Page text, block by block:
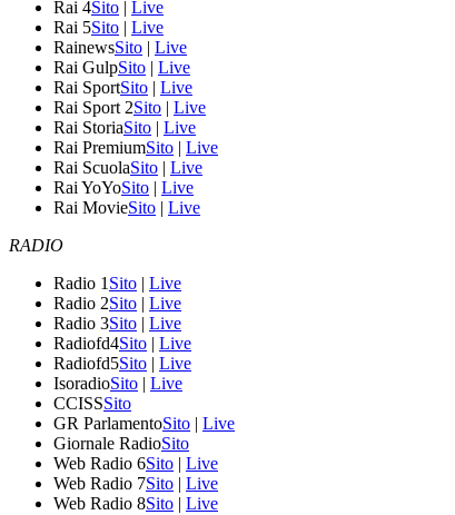
Rai 4Sito | Live
Rai 5Sito | Live
RainewsSito | Live
Rai GulpSito | Live
Rai SportSito | Live
Rai Sport 2Sito | Live
Rai StoriaSito | Live
Rai PremiumSito | Live
Rai ScuolaSito | Live
Rai YoYoSito | Live
Rai MovieSito | Live
RADIO
Radio 1 Sito | Live
Radio 2Sito | Live
Radio 3Sito | Live
Radiofd4Sito | Live
Radiofd5Sito | Live
IsoradioSito | Live
CCISSSito
GR ParlamentoSito | Live
Giornale RadioSito
Web Radio 6Sito | Live
Web Radio 7Sito | Live
Web Radio 8Sito | Live